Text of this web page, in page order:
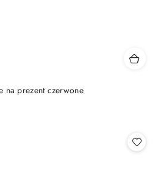
na prezent czerwone